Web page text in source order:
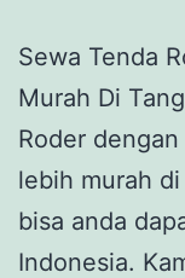
Sewa Tenda
Murah Di
Roder
lebih murah
bisa anda
Indonesia.